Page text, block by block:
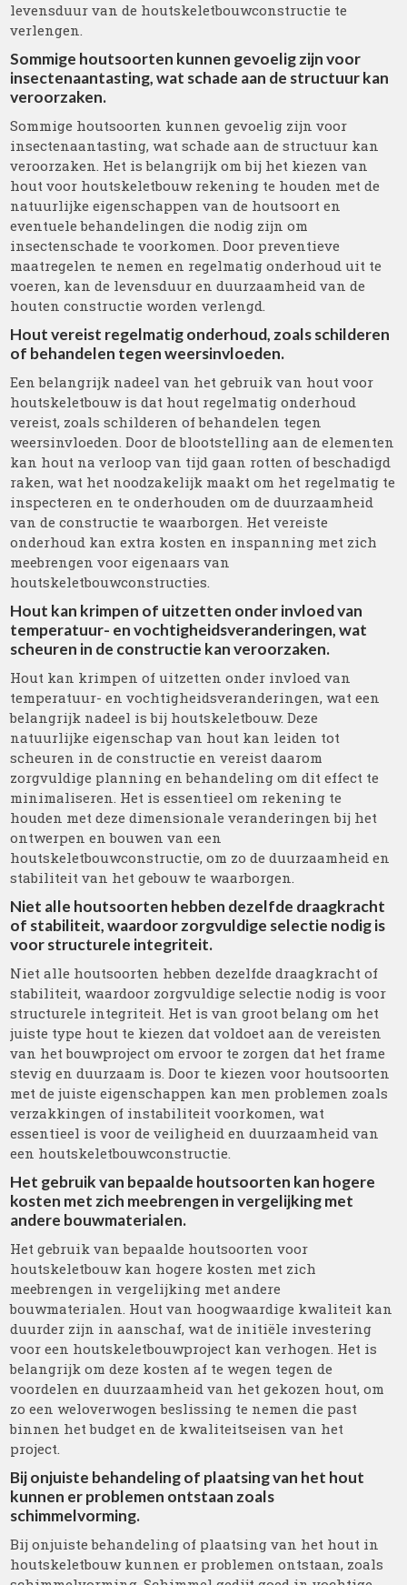
levensduur van de houtskeletbouwconstructie te
verlengen.
Sommige houtsoorten kunnen gevoelig zijn voor
insectenaantasting, wat schade aan de structuur kan
veroorzaken.
Sommige houtsoorten kunnen gevoelig zijn voor
insectenaantasting, wat schade aan de structuur kan
veroorzaken. Het is belangrijk om bij het kiezen van
hout voor houtskeletbouw rekening te houden met de
natuurlijke eigenschappen van de houtsoort en
eventuele behandelingen die nodig zijn om
insectenschade te voorkomen. Door preventieve
maatregelen te nemen en regelmatig onderhoud uit te
voeren, kan de levensduur en duurzaamheid van de
houten constructie worden verlengd.
Hout vereist regelmatig onderhoud, zoals schilderen
of behandelen tegen weersinvloeden.
Een belangrijk nadeel van het gebruik van hout voor
houtskeletbouw is dat hout regelmatig onderhoud
vereist, zoals schilderen of behandelen tegen
weersinvloeden. Door de blootstelling aan de elementen
kan hout na verloop van tijd gaan rotten of beschadigd
raken, wat het noodzakelijk maakt om het regelmatig te
inspecteren en te onderhouden om de duurzaamheid
van de constructie te waarborgen. Het vereiste
onderhoud kan extra kosten en inspanning met zich
meebrengen voor eigenaars van
houtskeletbouwconstructies.
Hout kan krimpen of uitzetten onder invloed van
temperatuur- en vochtigheidsveranderingen, wat
scheuren in de constructie kan veroorzaken.
Hout kan krimpen of uitzetten onder invloed van
temperatuur- en vochtigheidsveranderingen, wat een
belangrijk nadeel is bij houtskeletbouw. Deze
natuurlijke eigenschap van hout kan leiden tot
scheuren in de constructie en vereist daarom
zorgvuldige planning en behandeling om dit effect te
minimaliseren. Het is essentieel om rekening te
houden met deze dimensionale veranderingen bij het
ontwerpen en bouwen van een
houtskeletbouwconstructie, om zo de duurzaamheid en
stabiliteit van het gebouw te waarborgen.
Niet alle houtsoorten hebben dezelfde draagkracht
of stabiliteit, waardoor zorgvuldige selectie nodig is
voor structurele integriteit.
Niet alle houtsoorten hebben dezelfde draagkracht of
stabiliteit, waardoor zorgvuldige selectie nodig is voor
structurele integriteit. Het is van groot belang om het
juiste type hout te kiezen dat voldoet aan de vereisten
van het bouwproject om ervoor te zorgen dat het frame
stevig en duurzaam is. Door te kiezen voor houtsoorten
met de juiste eigenschappen kan men problemen zoals
verzakkingen of instabiliteit voorkomen, wat
essentieel is voor de veiligheid en duurzaamheid van
een houtskeletbouwconstructie.
Het gebruik van bepaalde houtsoorten kan hogere
kosten met zich meebrengen in vergelijking met
andere bouwmaterialen.
Het gebruik van bepaalde houtsoorten voor
houtskeletbouw kan hogere kosten met zich
meebrengen in vergelijking met andere
bouwmaterialen. Hout van hoogwaardige kwaliteit kan
duurder zijn in aanschaf, wat de initiële investering
voor een houtskeletbouwproject kan verhogen. Het is
belangrijk om deze kosten af te wegen tegen de
voordelen en duurzaamheid van het gekozen hout, om
zo een weloverwogen beslissing te nemen die past
binnen het budget en de kwaliteitseisen van het
project.
Bij onjuiste behandeling of plaatsing van het hout
kunnen er problemen ontstaan zoals
schimmelvorming.
Bij onjuiste behandeling of plaatsing van het hout in
houtskeletbouw kunnen er problemen ontstaan, zoals